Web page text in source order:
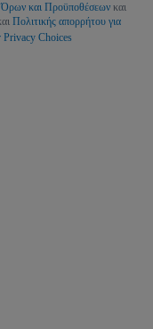
Όρων και Προϋποθέσεων και
Πολιτικής απορρήτου για
Choices